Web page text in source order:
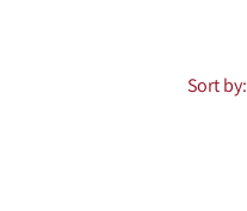
Sort by: